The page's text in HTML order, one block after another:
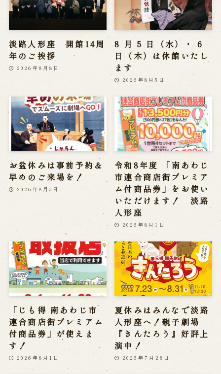
淡路人形座 開館14周
年のご挨拶
2026年8月8日
8 月 5 日（水）・ 6
日（木）は休館いたし
ます
2026年8月5日
お盆休みは事前予約＆
早めのご来場を！
2026年8月3日
令和8年度 「南あわじ
市連合商店街プレミア
ム付商品券」をお使い
いただけます！ 淡路
人形座
2026年8月1日
「じも得 南あわじ市
連合商店街プレミアム
付商品券」が使えま
す！
2026年8月1日
夏休みはみんなで淡路
人形座へ！親子劇場
『きんたろう』好評上
演中！
2026年7月28日